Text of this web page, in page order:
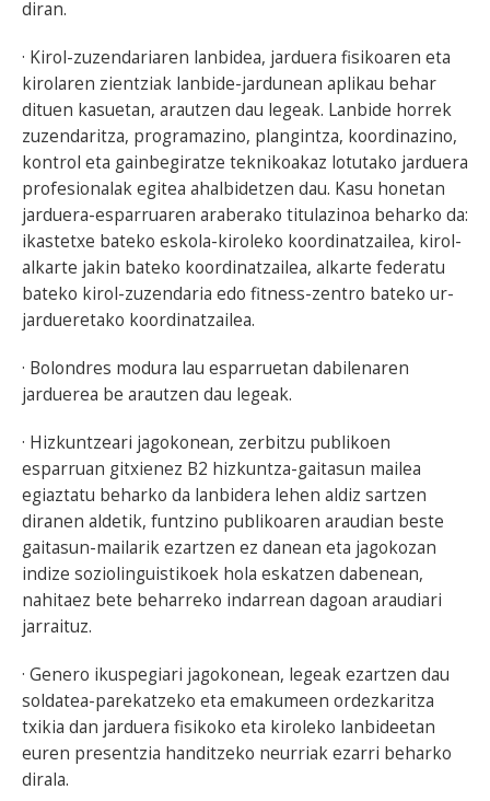
diran.
· Kirol-zuzendariaren lanbidea, jarduera fisikoaren eta
kirolaren zientziak lanbide-jardunean aplikau behar
dituen kasuetan, arautzen dau legeak. Lanbide horrek
zuzendaritza, programazino, plangintza, koordinazino,
kontrol eta gainbegiratze teknikoakaz lotutako jarduera
profesionalak egitea ahalbidetzen dau. Kasu honetan
jarduera-esparruaren araberako titulazinoa beharko da:
ikastetxe bateko eskola-kiroleko koordinatzailea, kirol-
alkarte jakin bateko koordinatzailea, alkarte federatu
bateko kirol-zuzendaria edo fitness-zentro bateko ur-
jardueretako koordinatzailea.
· Bolondres modura lau esparruetan dabilenaren
jarduerea be arautzen dau legeak.
· Hizkuntzeari jagokonean, zerbitzu publikoen
esparruan gitxienez B2 hizkuntza-gaitasun mailea
egiaztatu beharko da lanbidera lehen aldiz sartzen
diranen aldetik, funtzino publikoaren araudian beste
gaitasun-mailarik ezartzen ez danean eta jagokozan
indize soziolinguistikoek hola eskatzen dabenean,
nahitaez bete beharreko indarrean dagoan araudiari
jarraituz.
· Genero ikuspegiari jagokonean, legeak ezartzen dau
soldatea-parekatzeko eta emakumeen ordezkaritza
txikia dan jarduera fisikoko eta kiroleko lanbideetan
euren presentzia handitzeko neurriak ezarri beharko
dirala.